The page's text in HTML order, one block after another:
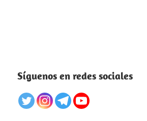
Síguenos en redes sociales